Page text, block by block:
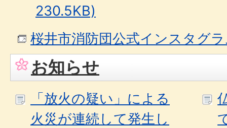
230.5KB)
桜井市消防団公式インスタグ
お知らせ
「放火の疑い」による
火災が連続して発生し